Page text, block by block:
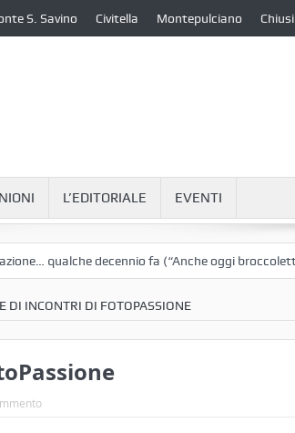
S. Savino Civitella Montepulciano Chiusi
L’EDITORIALE EVENTI
qualche decennio fa (“Anche oggi broccoletti e
DI INCONTRI DI FOTOPASSIONE